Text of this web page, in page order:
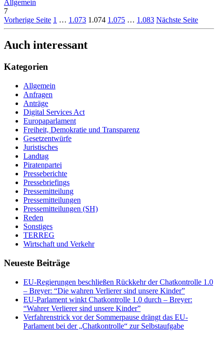
Allgemein
7
Vorherige Seite 1 … 1.073 1.074 1.075 … 1.083 Nächste Seite
Auch interessant
Kategorien
Allgemein
Anfragen
Anträge
Digital Services Act
Europaparlament
Freiheit, Demokratie und Transparenz
Gesetzentwürfe
Juristisches
Landtag
Piratenpartei
Presseberichte
Pressebriefings
Pressemitteilung
Pressemitteilungen
Pressemitteilungen (SH)
Reden
Sonstiges
TERREG
Wirtschaft und Verkehr
Neueste Beiträge
EU-Regierungen beschließen Rückkehr der Chatkontrolle 1.0
– Breyer: “Die wahren Verlierer sind unsere Kinder”
EU-Parlament winkt Chatkontrolle 1.0 durch – Breyer:
“Wahrer Verlierer sind unsere Kinder”
Verfahrenstrick vor der Sommerpause drängt das EU-
Parlament bei der „Chatkontrolle“ zur Selbstaufgabe